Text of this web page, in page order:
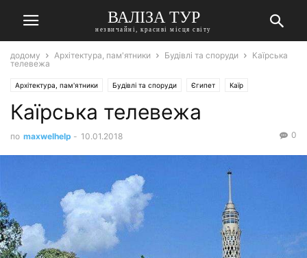
ВАЛІЗА ТУР
незвичайні, красиві місця світу
додому Архітектура, пам'ятники Будівлі та споруди
Каїрська
телевежа
Архітектура, пам'ятники Будівлі та споруди Єгипет Каїр
Каїрська телевежа
по maxwelhelp - 10.01.2018 0